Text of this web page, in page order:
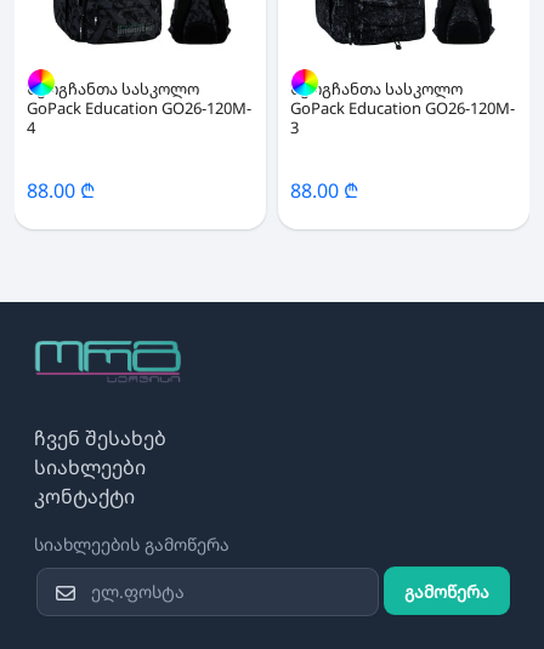
ზურგჩანთა სასკოლო
GoPack Education GO26-120M-
4
88.00 ₾
ზურგჩანთა სასკოლო
GoPack Education GO26-120M-
3
88.00 ₾
ჩვენ შესახებ
სიახლეები
კონტაქტი
სიახლეების გამოწერა
გამოწერა